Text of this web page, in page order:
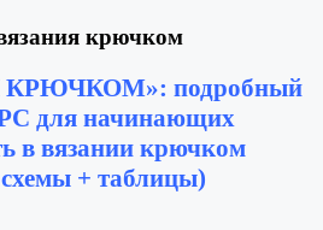
крючком
подробный
для начинающих
в вязании крючком
+ таблицы)